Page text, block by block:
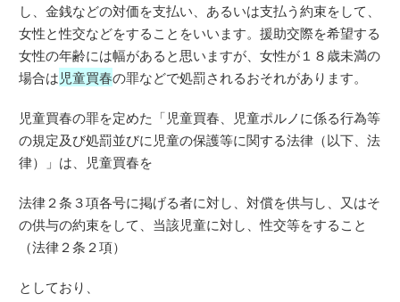
し、金銭などの対価を支払い、あるいは支払う約束をして、
女性と性交などをすることをいいます。援助交際を希望する
女性の年齢には幅があると思いますが、女性が１８歳未満の
場合は児童買春の罪などで処罰されるおそれがあります。
児童買春の罪を定めた「児童買春、児童ポルノに係る行為等
の規定及び処罰並びに児童の保護等に関する法律（以下、法
律）」は、児童買春を
法律２条３項各号に掲げる者に対し、対償を供与し、又はそ
の供与の約束をして、当該児童に対し、性交等をすること
（法律２条２項）
としており、